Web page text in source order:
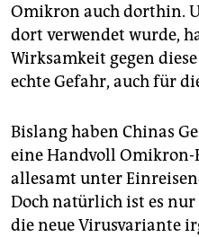
Omikron auch dorthin.
dort verwendet wurde,
Wirksamkeit gegen
echte Gefahr, auch für
Bislang haben Chinas
eine Handvoll Omikron-
allesamt unter
Doch natürlich ist es nur
die neue Virusvariante